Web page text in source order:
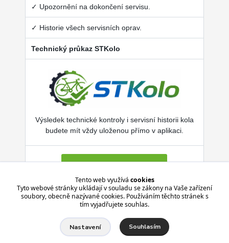
✓ Upozornění na dokončení servisu.
✓ Historie všech servisních oprav.
Technický průkaz STKolo
Výsledek technické kontroly i servisní historii kola
budete mít vždy uloženou přímo v aplikaci.
Aplikace je zdarma pro Android i iPhone.
Tento web využívá cookies
Tyto webové stránky ukládají v souladu se zákony na Vaše zařízení
soubory, obecně nazývané cookies. Používáním těchto stránek s
tím vyjadřujete souhlas.
Nastavení Souhlasím